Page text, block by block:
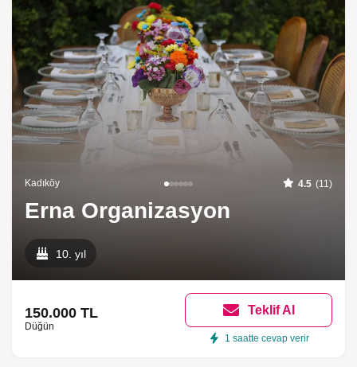
Kadıköy 4.5 (11)
Erna Organizasyon
10. yıl
150.000 TL
Düğün
Teklif Al
1 saatte cevap verir